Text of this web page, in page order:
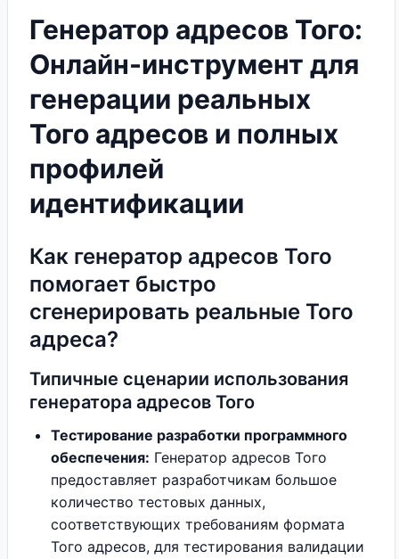
Генератор адресов Того:
Онлайн-инструмент для
генерации реальных
Того адресов и полных
профилей
идентификации
Как генератор адресов Того
помогает быстро
сгенерировать реальные Того
адреса?
Типичные сценарии использования
генератора адресов Того
Тестирование разработки программного
обеспечения: Генератор адресов Того
предоставляет разработчикам большое
количество тестовых данных,
соответствующих требованиям формата
Того адресов, для тестирования валидации